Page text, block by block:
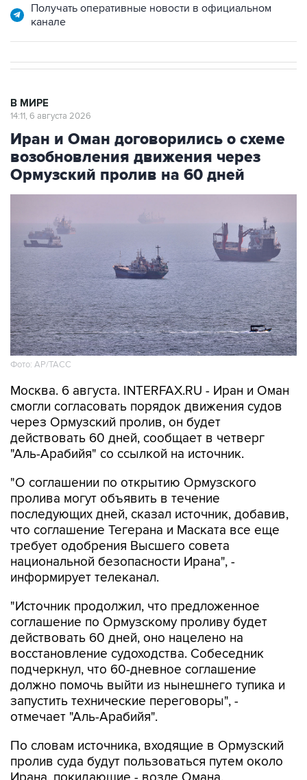
Получать оперативные новости в официальном
канале
В МИРЕ
14:11, 6 августа 2026
Иран и Оман договорились о схеме
возобновления движения через
Ормузский пролив на 60 дней
Фото: AP/ТАСС
Москва. 6 августа. INTERFAX.RU - Иран и Оман
смогли согласовать порядок движения судов
через Ормузский пролив, он будет
действовать 60 дней, сообщает в четверг
"Аль-Арабийя" со ссылкой на источник.
"О соглашении по открытию Ормузского
пролива могут объявить в течение
последующих дней, сказал источник, добавив,
что соглашение Тегерана и Маската все еще
требует одобрения Высшего совета
национальной безопасности Ирана", -
информирует телеканал.
"Источник продолжил, что предложенное
соглашение по Ормузскому проливу будет
действовать 60 дней, оно нацелено на
восстановление судоходства. Собеседник
подчеркнул, что 60-дневное соглашение
должно помочь выйти из нынешнего тупика и
запустить технические переговоры", -
отмечает "Аль-Арабийя".
По словам источника, входящие в Ормузский
пролив суда будут пользоваться путем около